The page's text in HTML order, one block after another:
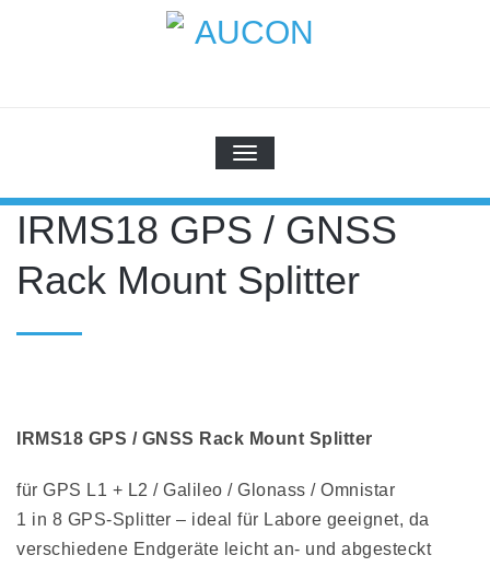
SCHALTE NAVIGATION
IRMS18 GPS / GNSS
Rack Mount Splitter
IRMS18 GPS / GNSS Rack Mount Splitter
für GPS L1 + L2 / Galileo / Glonass / Omnistar
1 in 8 GPS-Splitter – ideal für Labore geeignet, da
verschiedene Endgeräte leicht an- und abgesteckt